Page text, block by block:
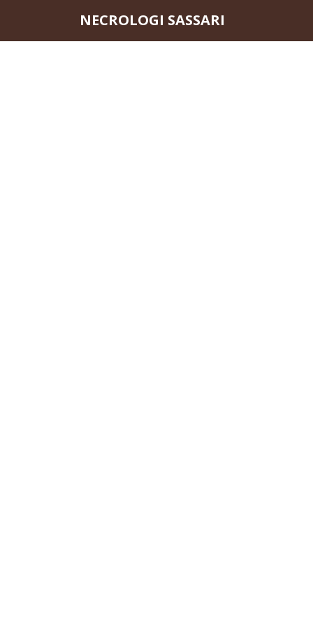
NECROLOGI SASSARI
scorrendo questa pagina, cliccando su un